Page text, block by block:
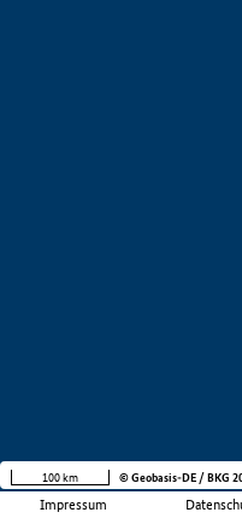
Impressum
100 km © Geobasis-DE / BKG